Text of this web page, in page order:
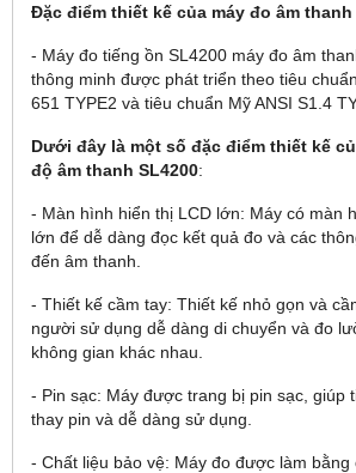
Đặc điểm thiết kế của máy đo âm thanh
- Máy đo tiếng ồn SL4200 máy đo âm
thông minh được phát triển theo tiêu
651 TYPE2 và tiêu chuẩn Mỹ ANSI S1.4
Dưới đây là một số đặc điểm thiết kế
độ âm thanh SL4200:
- Màn hình hiển thị LCD lớn: Máy có màn
lớn để dễ dàng đọc kết quả đo và các
đến âm thanh.
- Thiết kế cầm tay: Thiết kế nhỏ gọn và
người sử dụng dễ dàng di chuyển và đo
không gian khác nhau.
- Pin sạc: Máy được trang bị pin sạc, giúp
thay pin và dễ dàng sử dụng.
- Chất liệu bảo vệ: Máy đo được làm bằng